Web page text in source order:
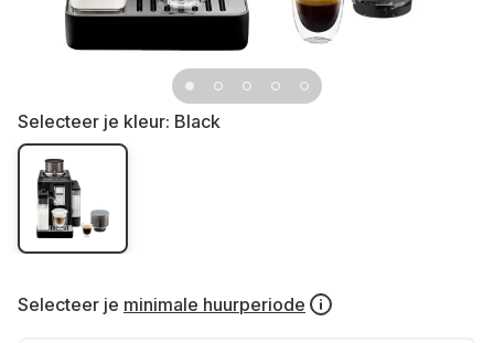
Selecteer je kleur: Black
Selecteer je minimale huurperiode